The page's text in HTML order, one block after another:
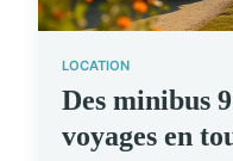
LOCATION
Des minibus
voyages en